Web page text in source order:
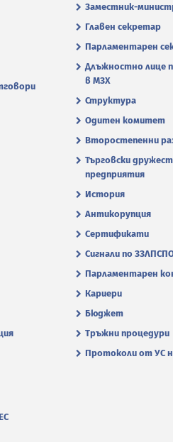
Заместник-
Главен секретар
Парламентарен
Длъжностно лице
в МЗХ
Структура
Одитен комитет
Второстепенни
Търговски
предприятия
История
Антикорупция
Сертификати
Сигнали по
Парламентарен
Кариери
Бюджет
Тръжни процедури
Протоколи от УС